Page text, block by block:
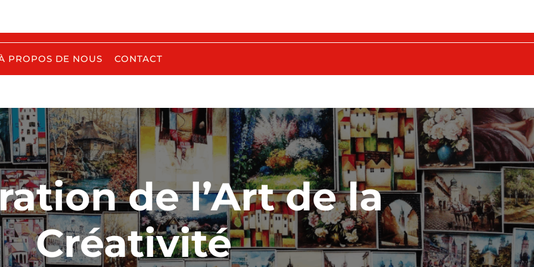
PROPOS DE NOUS CONTACT
de l’Art de la
Créativité